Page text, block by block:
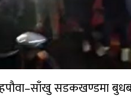
सडकखण्डमा